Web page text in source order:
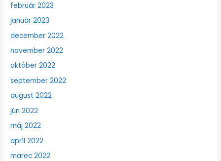
február 2023
január 2023
december 2022
november 2022
október 2022
september 2022
august 2022
jún 2022
máj 2022
apríl 2022
marec 2022